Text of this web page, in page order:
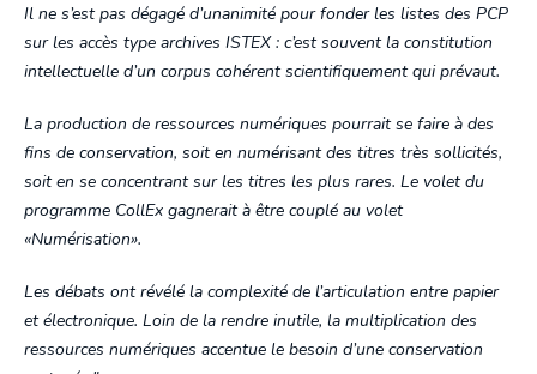
Il ne s’est pas dégagé d’unanimité pour fonder les listes des PCP
sur les accès type archives ISTEX : c’est souvent la constitution
intellectuelle d’un corpus cohérent scientifiquement qui prévaut.
La production de ressources numériques pourrait se faire à des
fins de conservation, soit en numérisant des titres très sollicités,
soit en se concentrant sur les titres les plus rares. Le volet du
programme CollEx gagnerait à être couplé au volet
«Numérisation».
Les débats ont révélé la complexité de l’articulation entre papier
et électronique. Loin de la rendre inutile, la multiplication des
ressources numériques accentue le besoin d’une conservation